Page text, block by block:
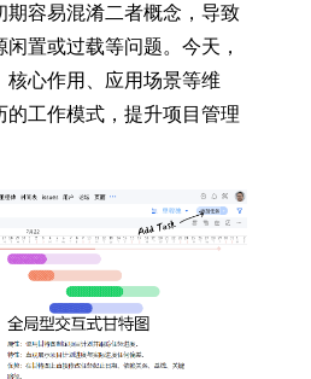
期容易混淆二者概念，导致
置或过载等问题。今天，
核心作用、应用场景等维
的工作模式，提升项目管理